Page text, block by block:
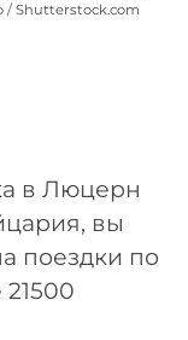
/ Shutterstock.com
в Люцерн
вы
поездки по